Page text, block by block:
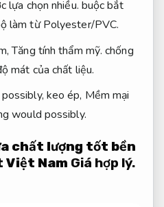
lựa chọn nhiều. buộc bắt
làm từ Polyester/PVC.
Tăng tính thẩm mỹ. chống
mát của chất liệu.
keo ép, Mềm mại
would possibly.
chất lượng tốt bền
Việt Nam Giá hợp lý.